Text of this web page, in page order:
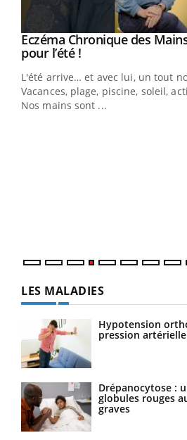
Youtube
Eczéma Chronique des
pour l’été !Youtube
L'été arrive… et avec lui, un tout
Vacances, plage, piscine, soleil,
Nos mains sont ...
LES MALADIES
Hypotension
pression
Drépanocytose :
globules rouges
graves